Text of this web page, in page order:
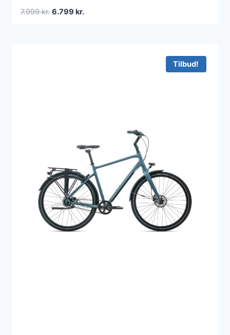
7.999kr. Den
6.799 kr.Den
Tilbud!